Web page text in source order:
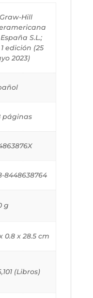
Hill
S.L.;
1 edición (25
2023)
páginas
8448638764
g
0.8 x 28.5 cm
(Libros)